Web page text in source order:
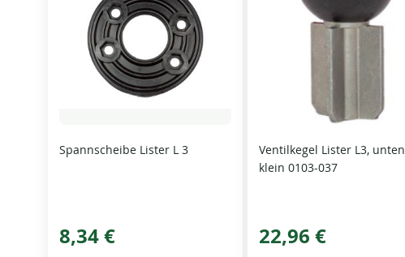
Spannscheibe Lister L 3
8,34 €
Ventilkegel Lister L3, unten
klein 0103-037
22,96 €